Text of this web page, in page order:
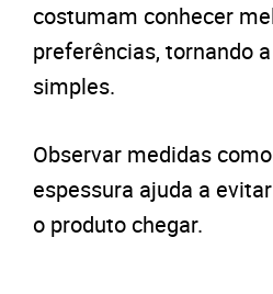
costumam conhecer
preferências, tornando
simples.
Observar medidas
espessura ajuda a
o produto chegar.